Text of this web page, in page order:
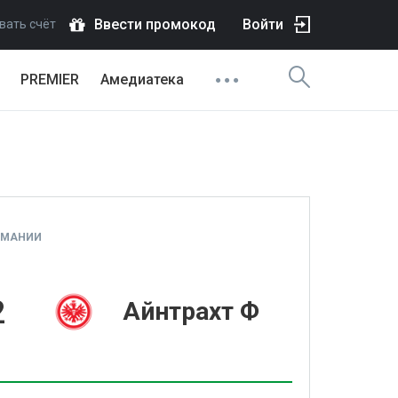
счёт Ввести промокод Войти
PREMIER Амедиатека
Айнтрахт Ф